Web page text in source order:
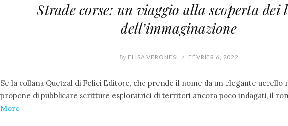
Strade corse: un viaggio alla scoperta dei
dell’immaginazione
By ELISA VERONESI / FÉVRIER 6, 2022
Se la collana Quetzal di Felici Editore, che prende il nome da un elegante uccello
propone di pubblicare scritture esploratrici di territori ancora poco indagati, il
More